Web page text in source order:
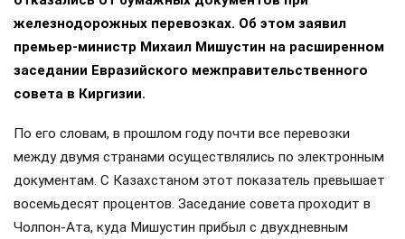
железнодорожных перевозках. Об этом заявил
премьер-министр Михаил Мишустин на расширенном
заседании Евразийского межправительственного
совета в Киргизии.
По его словам, в прошлом году почти все перевозки
между двумя странами осуществлялись по электронным
документам. С Казахстаном этот показатель превышает
восемьдесят процентов. Заседание совета проходит в
Чолпон-Ата, куда Мишустин прибыл с двухдневным